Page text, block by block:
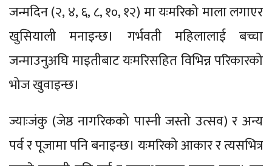
जन्मदिन (२, ४, ६, ८, १०, १२) मा यःमरिको माला लगाएर
खुसियाली मनाइन्छ। गर्भवती महिलालाई बच्चा
जन्माउनुअघि माइतीबाट यःमरिसहित विभिन्न परिकारको
भोज खुवाइन्छ।
ज्याःजंकु (जेष्ठ नागरिकको पास्नी जस्तो उत्सव) र अन्य
पर्व र पूजामा पनि बनाइन्छ। यःमरिको आकार र त्यसभित्र